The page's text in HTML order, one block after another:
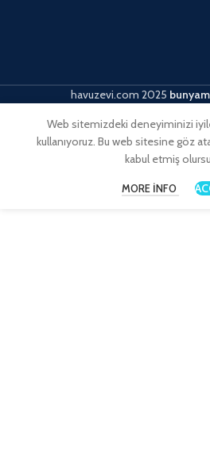
havuzevi.com 2025
Web sitemizdeki deneyiminizi
kullanıyoruz. Bu web sitesine göz
kabul etmiş
MORE INFO